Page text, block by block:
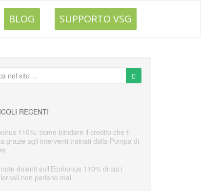
BLOG SUPPORTO VSG
RECENTI
110%: come blindare il credito che ti
grazie agli interventi trainati dalla Pompa di
dolenti sull’Ecobonus 110% di cui i
non parlano mai